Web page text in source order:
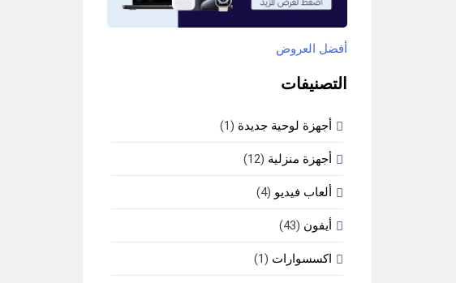
أفضل العروض
التصنيفات
أجهزة لوحية جديدة (1)
أجهزة منزلية (12)
ألعاب فيديو (4)
أيفون (43)
اكسسوارات (1)